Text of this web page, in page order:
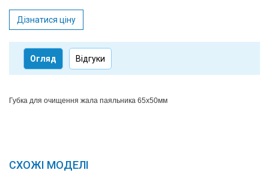
Тех.
Підтримка
Блог
Дізнатися ціну
Огляд Відгуки
Губка для очищення жала паяльника 65x50мм
СХОЖІ МОДЕЛІ